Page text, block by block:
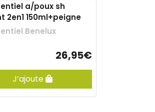
a/poux sh
2en1 150ml+peigne
Benelux
26,95€
J’ajoute